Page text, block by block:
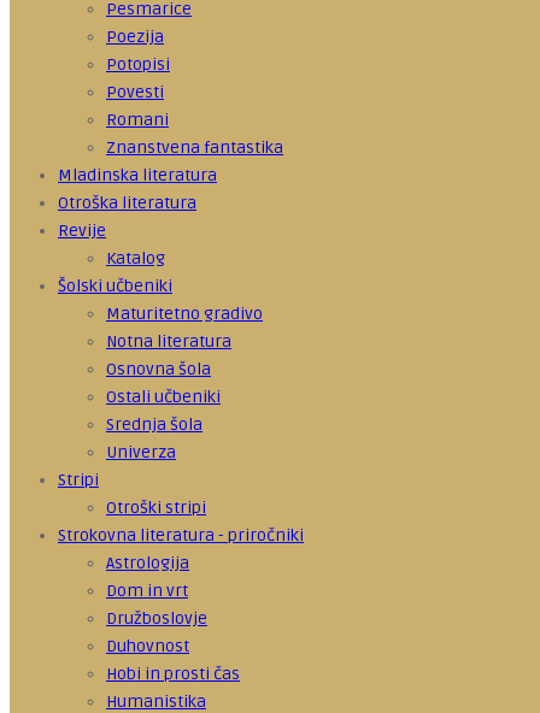
Pesmarice
Poezija
Potopisi
Povesti
Romani
Znanstvena fantastika
Mladinska literatura
Otroška literatura
Revije
Katalog
Šolski učbeniki
Maturitetno gradivo
Notna literatura
Osnovna šola
Ostali učbeniki
Srednja šola
Univerza
Stripi
Otroški stripi
Strokovna literatura - priročniki
Astrologija
Dom in vrt
Družboslovje
Duhovnost
Hobi in prosti čas
Humanistika